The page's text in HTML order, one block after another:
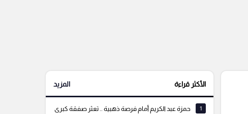
الأكثر قراءة المزيد
1
حمزة عبد الكريم أمام فرصة ذهبية .. تعثر صفقة كبرى